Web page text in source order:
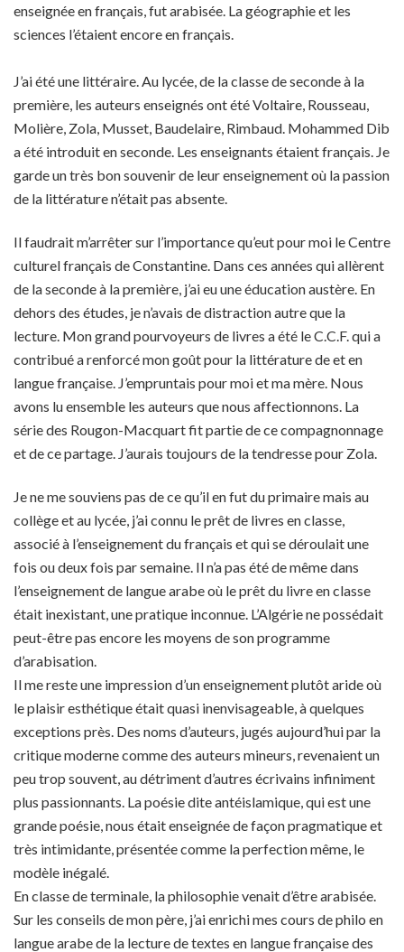
enseignée en français, fut arabisée. La géographie et les
sciences l’étaient encore en français.
J’ai été une littéraire. Au lycée, de la classe de seconde à la
première, les auteurs enseignés ont été Voltaire, Rousseau,
Molière, Zola, Musset, Baudelaire, Rimbaud. Mohammed Dib
a été introduit en seconde. Les enseignants étaient français. Je
garde un très bon souvenir de leur enseignement où la passion
de la littérature n’était pas absente.
Il faudrait m’arrêter sur l’importance qu’eut pour moi le Centre
culturel français de Constantine. Dans ces années qui allèrent
de la seconde à la première, j’ai eu une éducation austère. En
dehors des études, je n’avais de distraction autre que la
lecture. Mon grand pourvoyeurs de livres a été le C.C.F. qui a
contribué a renforcé mon goût pour la littérature de et en
langue française. J’empruntais pour moi et ma mère. Nous
avons lu ensemble les auteurs que nous affectionnons. La
série des Rougon-Macquart fit partie de ce compagnonnage
et de ce partage. J’aurais toujours de la tendresse pour Zola.
Je ne me souviens pas de ce qu’il en fut du primaire mais au
collège et au lycée, j’ai connu le prêt de livres en classe,
associé à l’enseignement du français et qui se déroulait une
fois ou deux fois par semaine. Il n’a pas été de même dans
l’enseignement de langue arabe où le prêt du livre en classe
était inexistant, une pratique inconnue. L’Algérie ne possédait
peut-être pas encore les moyens de son programme
d’arabisation.
Il me reste une impression d’un enseignement plutôt aride où
le plaisir esthétique était quasi inenvisageable, à quelques
exceptions près. Des noms d’auteurs, jugés aujourd’hui par la
critique moderne comme des auteurs mineurs, revenaient un
peu trop souvent, au détriment d’autres écrivains infiniment
plus passionnants. La poésie dite antéislamique, qui est une
grande poésie, nous était enseignée de façon pragmatique et
très intimidante, présentée comme la perfection même, le
modèle inégalé.
En classe de terminale, la philosophie venait d’être arabisée.
Sur les conseils de mon père, j’ai enrichi mes cours de philo en
langue arabe de la lecture de textes en langue française des